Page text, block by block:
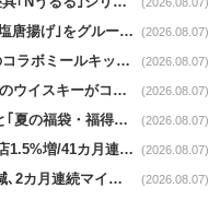
U.S.M.Hnews｜ ｢４種だしの国産むね塩唐揚げ｣をグループ610店で共同販促 (2026.08.07)
オイシックスnews｜スノーピークとのコラボミールキット8/13発売 (2026.08.07)
OICグループnews｜グループ酒造会社のウイスキーがコンペティション受賞 (2026.08.07)
PLANTnews｜お盆向けごちそう商品と｢夏の福袋・福得カート｣8/8から開催 (2026.08.07)
リテールパートナーズnews｜7月既存店1.5%増/41カ月連続増 (2026.08.07)
MrMax news｜7月既存店売上高1.6％減､2カ月連続マイナス (2026.08.07)